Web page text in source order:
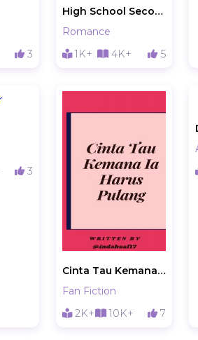
3
High School Second Story
Romance
1K+
4K+ 5
3
Cinta Tau Kemana Ia Harus Pulang
Fan Fiction
2K+
10K+ 7